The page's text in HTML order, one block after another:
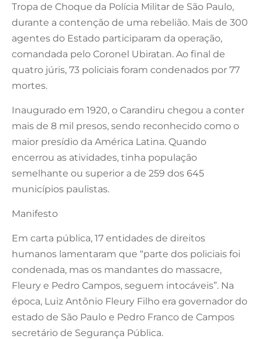
Tropa de Choque da Polícia Militar de São Paulo,
durante a contenção de uma rebelião. Mais de 300
agentes do Estado participaram da operação,
comandada pelo Coronel Ubiratan. Ao final de
quatro júris, 73 policiais foram condenados por 77
mortes.
Inaugurado em 1920, o Carandiru chegou a conter
mais de 8 mil presos, sendo reconhecido como o
maior presídio da América Latina. Quando
encerrou as atividades, tinha população
semelhante ou superior a de 259 dos 645
municípios paulistas.
Manifesto
Em carta pública, 17 entidades de direitos
humanos lamentaram que “parte dos policiais foi
condenada, mas os mandantes do massacre,
Fleury e Pedro Campos, seguem intocáveis”. Na
época, Luiz Antônio Fleury Filho era governador do
estado de São Paulo e Pedro Franco de Campos
secretário de Segurança Pública.